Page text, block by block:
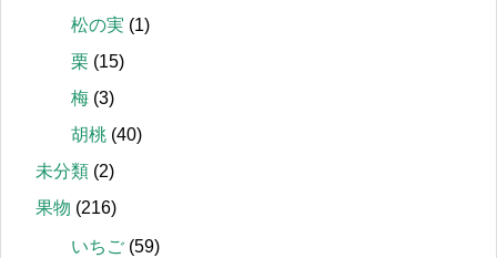
松の実 (1)
栗 (15)
梅 (3)
胡桃 (40)
未分類 (2)
果物 (216)
いちご (59)